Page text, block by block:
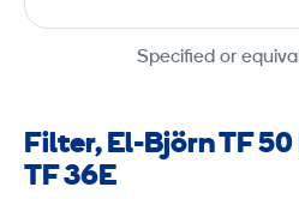
Specified or
Filter, El-Björn TF
TF 36E